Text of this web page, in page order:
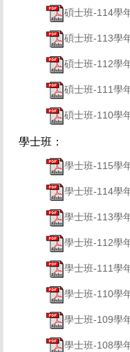
碩士班-114學
碩士班-113學
碩士班-112學
碩士班-111學
碩士班-110學
學士班：
學士班-115學
學士班-114學
學士班-113學
學士班-112學
學士班-111學
學士班-110學
學士班-109學
學士班-108學